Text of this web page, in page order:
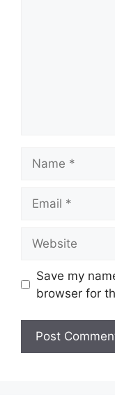
Save my
browser for